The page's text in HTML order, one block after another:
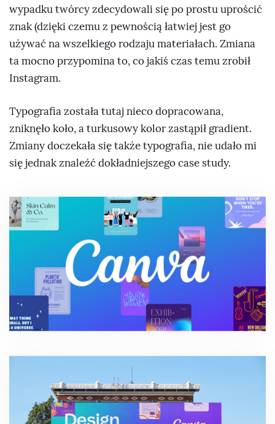
wypadku twórcy zdecydowali się po prostu uprościć
znak (dzięki czemu z pewnością łatwiej jest go
używać na wszelkiego rodzaju materiałach. Zmiana
ta mocno przypomina to, co jakiś czas temu zrobił
Instagram.
Typografia została tutaj nieco dopracowana,
zniknęło koło, a turkusowy kolor zastąpił gradient.
Zmiany doczekała się także typografia, nie udało mi
się jednak znaleźć dokładniejszego case study.